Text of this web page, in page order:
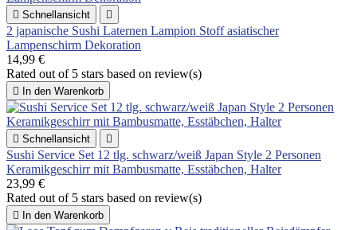
 Schnellansicht 
2 japanische Sushi Laternen Lampion Stoff asiatischer
Lampenschirm Dekoration
14,99 €
Rated out of 5 stars based on review(s)
 In den Warenkorb
 Schnellansicht 
Sushi Service Set 12 tlg. schwarz/weiß Japan Style 2 Personen
Keramikgeschirr mit Bambusmatte, Esstäbchen, Halter
23,99 €
Rated out of 5 stars based on review(s)
 In den Warenkorb